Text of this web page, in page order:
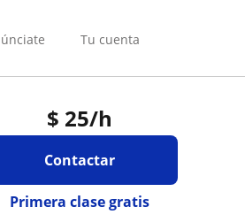
Tu cuenta
$ 25/h
Contactar
Primera clase gratis